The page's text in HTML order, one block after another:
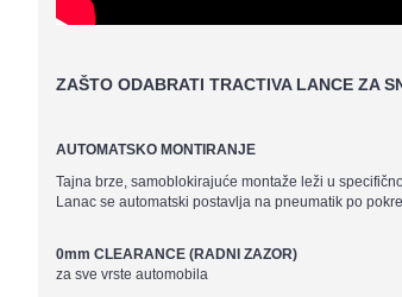
ZAŠTO ODABRATI TRACTIVA LANCE ZA
AUTOMATSKO MONTIRANJE
Tajna brze, samoblokirajuće montaže leži u
Lanac se automatski postavlja na pneumatik po
0mm CLEARANCE (RADNI ZAZOR)
za sve vrste automobila